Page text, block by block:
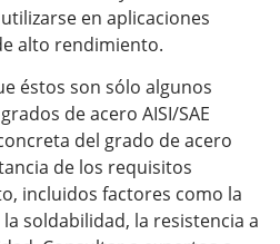
en aplicaciones
alto rendimiento.
éstos son sólo algunos
de acero AISI/SAE
del grado de acero
de los requisitos
incluidos factores como la
soldabilidad, la resistencia a